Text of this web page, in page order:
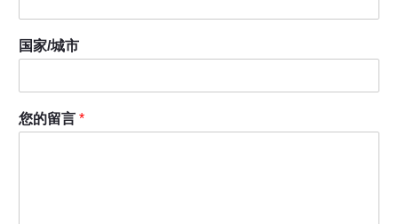
国家/城市
您的留言 *